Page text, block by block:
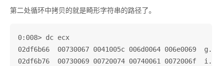
第二处循环中拷贝的就是畸形字符串的路径了。
0:008> dc ecx
02df6b66  00730067 0041005c 006d0064 006e0069
02df6b76  00730069 00720074 00740061 0072006f